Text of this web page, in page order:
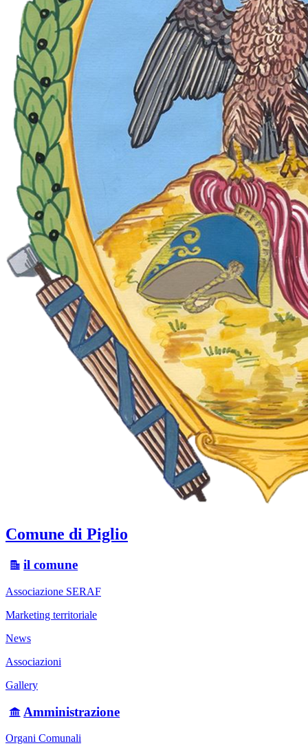
Comune di Piglio
il comune
Associazione SERAF
Marketing territoriale
News
Associazioni
Gallery
Amministrazione
Organi Comunali